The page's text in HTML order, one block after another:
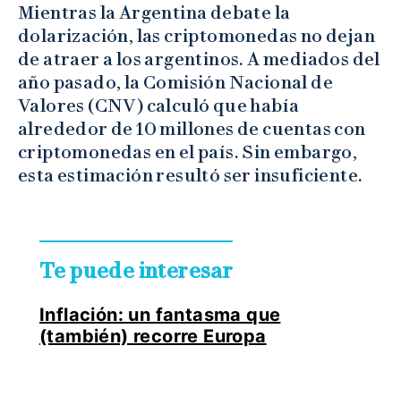
Mientras la Argentina debate la
dolarización, las criptomonedas no dejan
de atraer a los argentinos. A mediados del
año pasado, la Comisión Nacional de
Valores (CNV) calculó que había
alrededor de 10 millones de cuentas con
criptomonedas en el país. Sin embargo,
esta estimación resultó ser insuficiente.
Te puede interesar
Inflación: un fantasma que
(también) recorre Europa